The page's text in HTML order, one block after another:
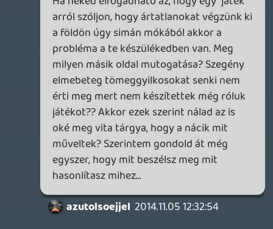
Driveclubon sokat gondolkoztam tenyleg,
hogy ott nekem szemely szerint mi
hianyzik... jol nez ki a jatek alapvetoen, de:
- foleg az autok neznek ki jol kivul/belul, a
kornyezet nem olyan nagy szam,
kulonosen akkor latszik ez amikor verseny
elott mindenfele kulso kamera-nezetbol
mutogatjak a palyakat
- vegig az az erzesem (1-2 palya
kivetelevel), hogy olyan nyers az egesz,
mintha nem lenne semmi environmental
effect, bena a bevilagitas es hianyozna
barminemu post-process okossag
- hiaba van egymillio fa lerakva, ha egy fa
sem nez ki jol onmagaban (lehet szo
szerint es metaforikusan is erteni)
Szoval reszemrol meg mindig felemas